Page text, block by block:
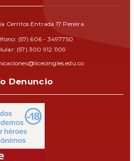
Cerritos Entrada 17 Pereira
(57) 606 - 3497750
(57) 300 912 1109
Denuncio